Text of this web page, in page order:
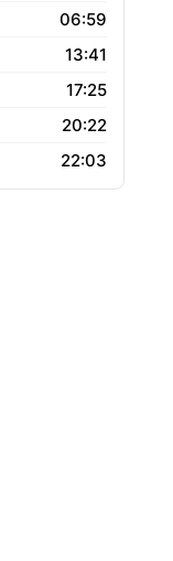
06:59
13:41
17:25
20:22
22:03